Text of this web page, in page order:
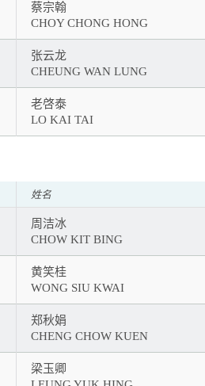
蔡宗翰
CHOY CHONG HONG
张云龙
CHEUNG WAN LUNG
老啓泰
LO KAI TAI
姓名
周洁冰
CHOW KIT BING
黄笑桂
WONG SIU KWAI
郑秋娟
CHENG CHOW KUEN
梁玉卿